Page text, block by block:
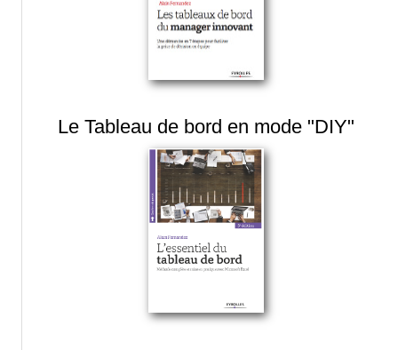
Le Tableau de bord en mode "DIY"